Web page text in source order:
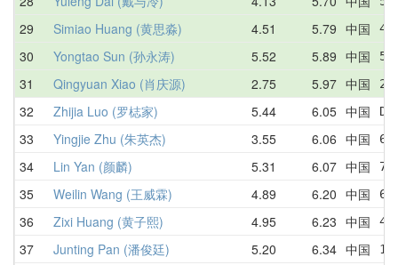
29 Simiao Huang (黄思淼) 4.51 5.79 中国
30 Yongtao Sun (孙永涛) 5.52 5.89 中国
31 Qingyuan Xiao (肖庆源) 2.75 5.97 中国
32 Zhijia Luo (罗梽家) 5.44 6.05 中国
33 Yingjie Zhu (朱英杰) 3.55 6.06 中国
34 Lin Yan (颜麟) 5.31 6.07 中国
35 Weilin Wang (王威霖) 4.89 6.20 中国
36 Zixi Huang (黄子熙) 4.95 6.23 中国
37 Junting Pan (潘俊廷) 5.20 6.34 中国